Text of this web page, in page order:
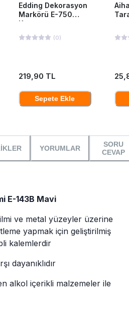
Edding Dekorasyon
Markörü E-750
Kırmızı
(0)
219,90 TL
Sepete Ekle
YORUMLAR
SORU
CEVAP
E-143B Mavi
ve metal yüzeyler üzerine
yapmak için geliştirilmiş
kalemlerdir
dayanıklıdır
alkol içerikli malzemeler ile